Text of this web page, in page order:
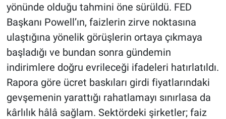
yönünde olduğu tahmini öne sürüldü. FED
Başkanı Powell’ın, faizlerin zirve noktasına
ulaştığına yönelik görüşlerin ortaya çıkmaya
başladığı ve bundan sonra gündemin
indirimlere doğru evrileceği ifadeleri hatırlatıldı.
Rapora göre ücret baskıları girdi fiyatlarındaki
gevşemenin yarattığı rahatlamayı sınırlasa da
kârlılık hâlâ sağlam. Sektördeki şirketler; faiz